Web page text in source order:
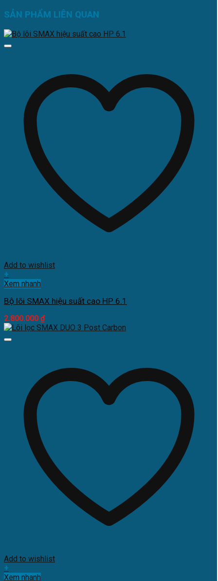
SẢN PHẨM LIÊN QUAN
Add to wishlist
+
Xem nhanh
Bộ lõi SMAX hiệu suất cao HP 6.1
2.800.000 ₫
Add to wishlist
+
Xem nhanh